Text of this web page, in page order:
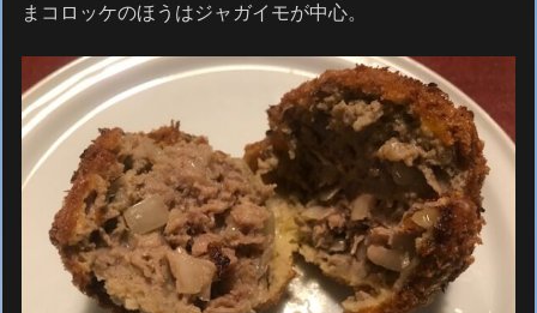
まコロッケのほうはジャガイモが中心。